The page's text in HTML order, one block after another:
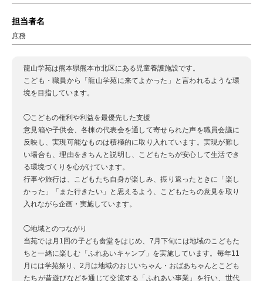
担当者名
庶務
龍山学苑は熊本県熊本市北区にある児童養護施設です。
こども・職員から「龍山学苑に来てよかった」と言われるような環
境を目指しています。
◯こどもの権利や利益を最優先した支援
意見箱や子供会、各棟の代表会を通して寄せられた声を職員会議に
反映し、実現可能なものは積極的に取り入れています。実現が難し
い場合も、理由をきちんと説明し、こどもたちが安心して生活でき
る環境づくりを心がけています。
行事や旅行は、こどもたち自身が楽しみ、振り返ったときに「楽し
かった」「また行きたい」と思えるよう、こどもたちの意見を取り
入れながら企画・実施しています。
◯地域とのつながり
当苑では月1回の子ども食堂をはじめ、7月下旬には地域のこどもた
ちと一緒に楽しむ「ふれあいキャンプ」を実施しています。毎年11
月には学苑祭り、2月は地域のおじいちゃん・おばあちゃんとこども
たちが昔遊びなどを通じて交流する「ふれあい事業」を行い、世代